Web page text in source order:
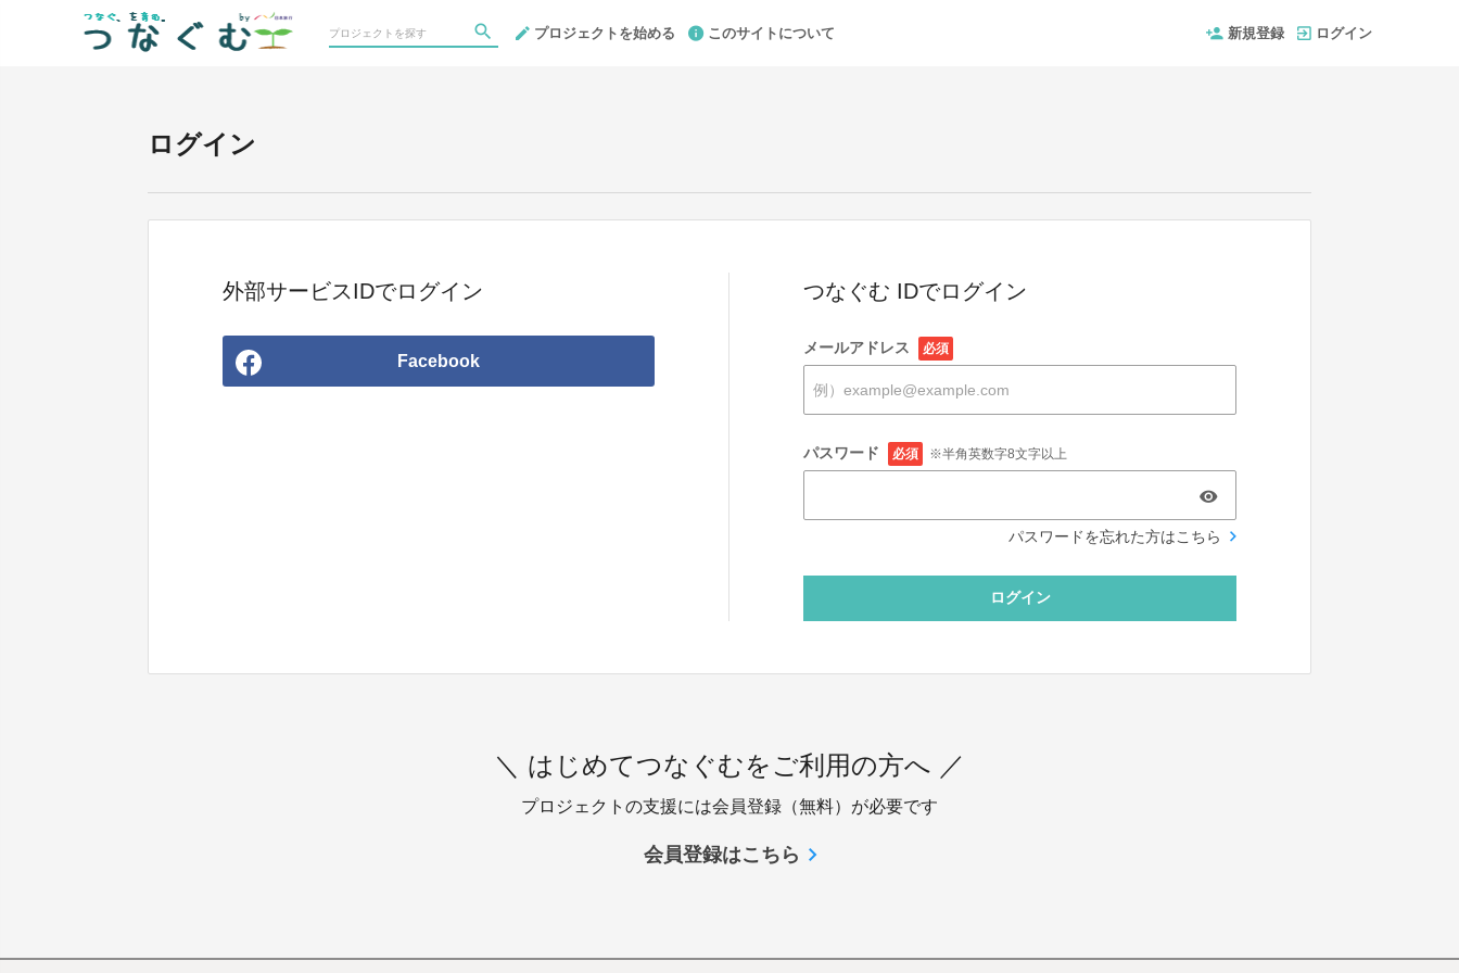
プロジェクトを始める このサイトについて 新規登録 ログイン
ログイン
外部サービスIDでログイン
Facebook
つなぐむ IDでログイン
メールアドレス 必須
パスワード 必須 ※半角英数字8文字以上
パスワードを忘れた方はこちら
ログイン
＼ はじめてつなぐむをご利用の方へ ／
プロジェクトの支援には会員登録（無料）が必要です
会員登録はこちら